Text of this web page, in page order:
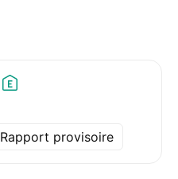
Rapport provisoire